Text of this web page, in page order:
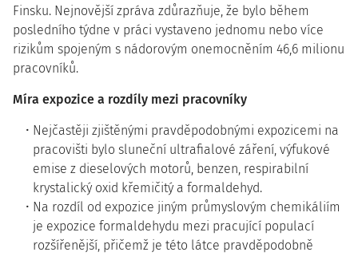
Finsku. Nejnovější zpráva zdůrazňuje, že bylo během
posledního týdne v práci vystaveno jednomu nebo více
rizikům spojeným s nádorovým onemocněním 46,6 milionu
pracovníků.
Míra expozice a rozdíly mezi pracovníky
Nejčastěji zjištěnými pravděpodobnými expozicemi na
pracovišti bylo sluneční ultrafialové záření, výfukové
emise z dieselových motorů, benzen, respirabilní
krystalický oxid křemičitý a formaldehyd.
Na rozdíl od expozice jiným průmyslovým chemikáliím
je expozice formaldehydu mezi pracující populací
rozšířenější, přičemž je této látce pravděpodobně